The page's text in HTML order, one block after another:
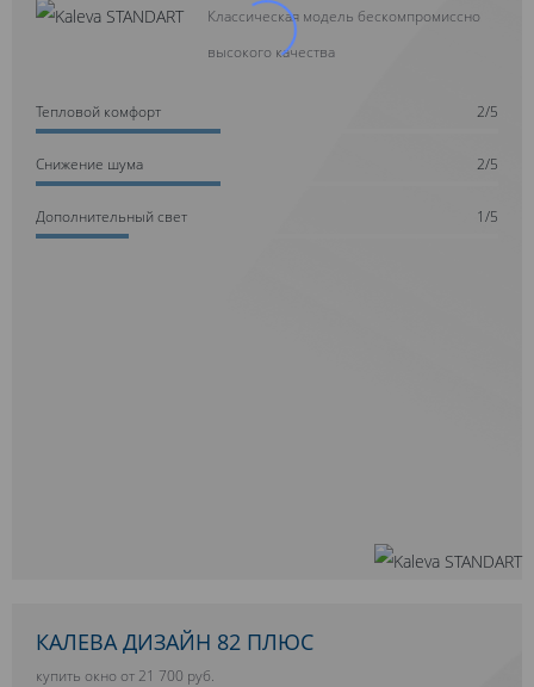
Классическая модель бескомпромиссно
высокого качества
Тепловой комфорт 2/5
Cнижение шума 2/5
Дополнительный свет 1/5
КАЛЕВА ДИЗАЙН 82 ПЛЮС
купить окно от 21 700 руб.